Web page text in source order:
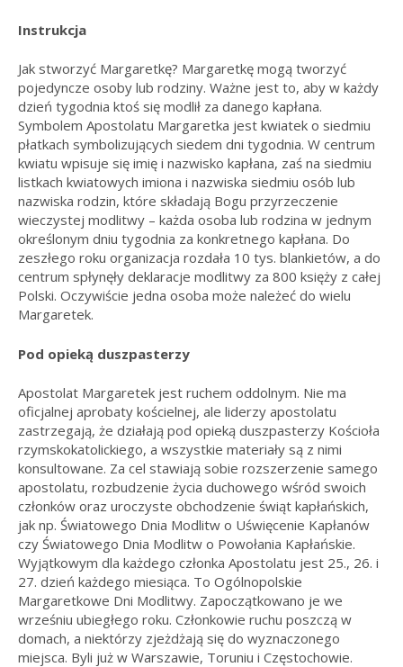
Instrukcja
Jak stworzyć Margaretkę? Margaretkę mogą tworzyć
pojedyncze osoby lub rodziny. Ważne jest to, aby w każdy
dzień tygodnia ktoś się modlił za danego kapłana.
Symbolem Apostolatu Margaretka jest kwiatek o siedmiu
płatkach symbolizujących siedem dni tygodnia. W centrum
kwiatu wpisuje się imię i nazwisko kapłana, zaś na siedmiu
listkach kwiatowych imiona i nazwiska siedmiu osób lub
nazwiska rodzin, które składają Bogu przyrzeczenie
wieczystej modlitwy – każda osoba lub rodzina w jednym
określonym dniu tygodnia za konkretnego kapłana. Do
zeszłego roku organizacja rozdała 10 tys. blankietów, a do
centrum spłynęły deklaracje modlitwy za 800 księży z całej
Polski. Oczywiście jedna osoba może należeć do wielu
Margaretek.
Pod opieką duszpasterzy
Apostolat Margaretek jest ruchem oddolnym. Nie ma
oficjalnej aprobaty kościelnej, ale liderzy apostolatu
zastrzegają, że działają pod opieką duszpasterzy Kościoła
rzymskokatolickiego, a wszystkie materiały są z nimi
konsultowane. Za cel stawiają sobie rozszerzenie samego
apostolatu, rozbudzenie życia duchowego wśród swoich
członków oraz uroczyste obchodzenie świąt kapłańskich,
jak np. Światowego Dnia Modlitw o Uświęcenie Kapłanów
czy Światowego Dnia Modlitw o Powołania Kapłańskie.
Wyjątkowym dla każdego członka Apostolatu jest 25., 26. i
27. dzień każdego miesiąca. To Ogólnopolskie
Margaretkowe Dni Modlitwy. Zapoczątkowano je we
wrześniu ubiegłego roku. Członkowie ruchu poszczą w
domach, a niektórzy zjeżdżają się do wyznaczonego
miejsca. Byli już w Warszawie, Toruniu i Częstochowie.